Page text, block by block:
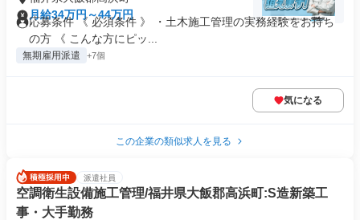
月給34万円～44万円
応募条件 《 必須条件 》 ・土木施工管理の実務経験をお持ち
の方 《 こんな方にピッ...
無期雇用派遣 +7個
気になる
この企業の類似求人を見る
派遣社員
空調衛生設備施工管理/福井県大飯郡高浜町:S造新築工
事・大手勤務